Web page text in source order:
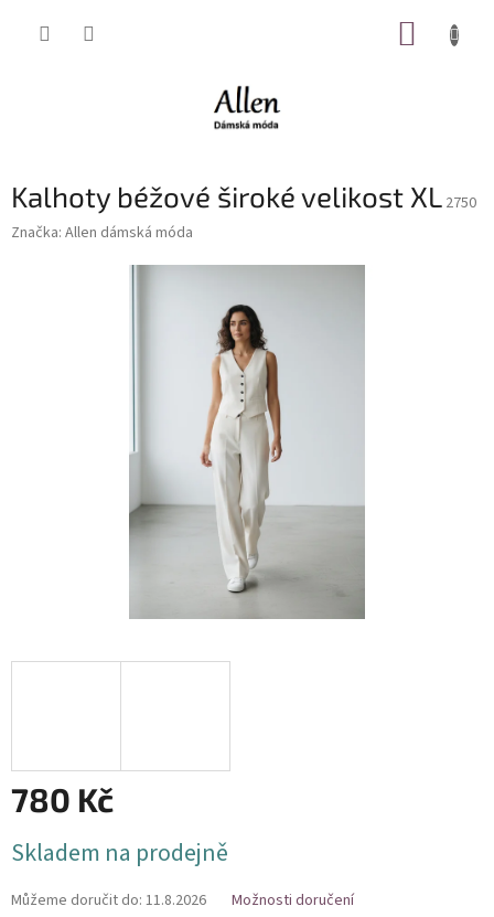
Kalhoty béžové široké velikost XL 2750
Značka: Allen dámská móda
780 Kč
cena:
Skladem na prodejně
Můžeme doručit do: 11.8.2026 Možnosti doručení